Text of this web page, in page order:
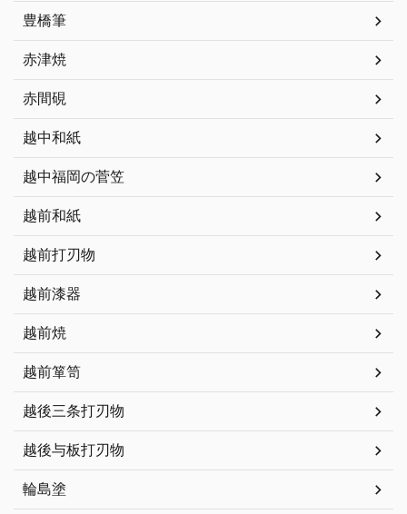
豊橋筆
赤津焼
赤間硯
越中和紙
越中福岡の菅笠
越前和紙
越前打刃物
越前漆器
越前焼
越前箪笥
越後三条打刃物
越後与板打刃物
輪島塗